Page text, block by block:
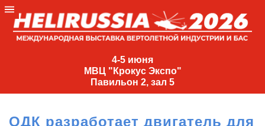
4-5 июня
МВЦ "Крокус Экспо"
Павильон 2, зал 5
4-
МВЦ
ОДК разработает двигатель для